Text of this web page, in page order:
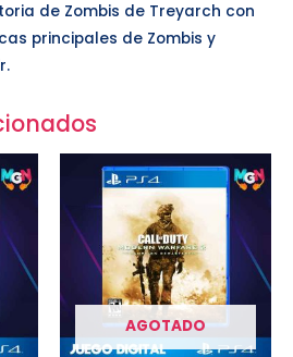
de Zombis de Treyarch con
principales de Zombis y
AGOTADO